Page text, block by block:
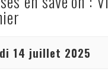
14 juillet 2025